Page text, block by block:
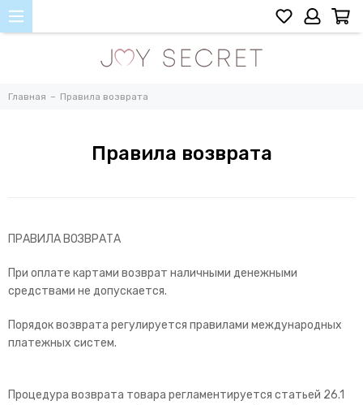
Главная Правила возврата
Правила возврата
ПРАВИЛА ВОЗВРАТА
При оплате картами возврат наличными денежными
средствами не допускается.
Порядок возврата регулируется правилами международных
платежных систем.
Процедура возврата товара регламентируется статьей 26.1